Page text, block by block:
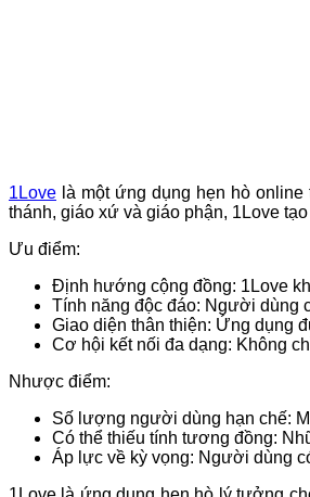
1Love là một ứng dụng hẹn hò
thánh, giáo xứ và giáo phận, 1Love
Ưu điểm:
Định hướng cộng đồng: 1Love
Tính năng độc đáo: Người dùng
Giao diện thân thiện: Ứng dụng
Cơ hội kết nối đa dạng: Không
Nhược điểm:
Số lượng người dùng hạn chế:
Có thể thiếu tính tương đồng:
Áp lực về kỳ vọng: Người dùng